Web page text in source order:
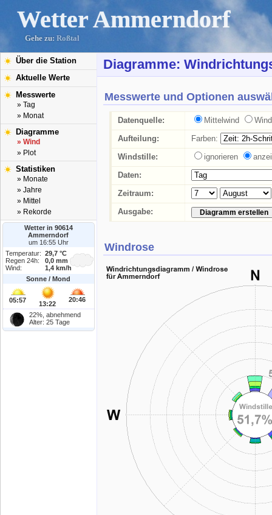
Wetter Ammerndorf
Gehe zu: Roßtal
Über die Station
Aktuelle Werte
Messwerte
» Tag
» Monat
Diagramme
» Wind
» Plot
Statistiken
» Monate
» Jahre
» Mittel
» Rekorde
Wetter in 90614
Ammerndorf
um 16:55 Uhr
Temperatur:
29,7 °C
Regen 24h:
0,0 mm
Wind:
1,4 km/h
Sonne / Mond
05:57 13:22
20:46
22%, abnehmend
Alter: 25 Tage
Diagramme:
Messwerte und Optionen
Datenquelle: Mittelwind
Aufteilung:
Farben:
Windstille:
ignorieren
Daten:
Zeitraum:
Ausgabe:
Windrose